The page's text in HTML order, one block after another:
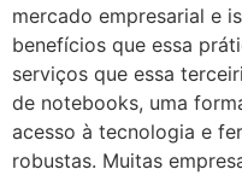
mercado empresarial e
benefícios que essa
serviços que essa
de notebooks, uma
acesso à tecnologia e
robustas. Muitas